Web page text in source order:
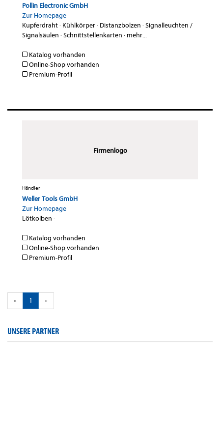
Pollin Electronic GmbH
Zur Homepage
Kupferdraht· Kühlkörper· Distanzbolzen ·Signalleuchten /
Signalsäulen ·Schnittstellenkarten · mehr...
Katalog vorhanden
Online-Shop vorhanden
Premium-Profil
Firmenlogo
Händler
Wel­ler Tools GmbH
Zur Homepage
Lötkolben ·
Katalog vorhanden
Online-Shop vorhanden
Premium-Profil
« 1 »
UNSERE PARTNER